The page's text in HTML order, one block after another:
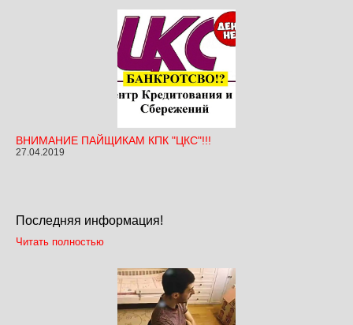
ВНИМАНИЕ ПАЙЩИКАМ КПК "ЦКС"!!!
27.04.2019
Последняя информация!
Читать полностью